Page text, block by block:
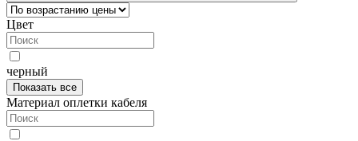
Цвет
черный
Показать все
Материал оплетки кабеля